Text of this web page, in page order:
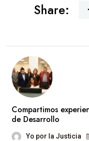
Share:
Compartimos
de Desarrollo
Yo por la Justicia